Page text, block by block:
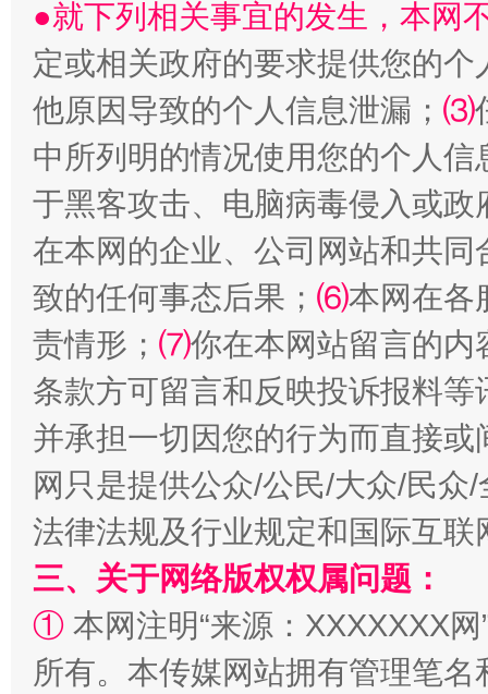
全民健身五年计划来了！等你上场
阿坝州三大球赛在茂县开幕 规模
●就下列相关事宜的发生，本网
定或相关政府的要求提供您的个
他原因导致的个人信息泄漏； ⑶
中所列明的情况使用您的个人
于黑客攻击、电脑病毒侵入或
在本网的企业、公司网站和共
致的任何事态后果； ⑹本网在各
责情形； ⑺你在本网站留言的内
条款方可留言和反映投诉报料
并承担一切因您的行为而直接
网只是提供公众/公民/大众/民
法律法规及行业规定和国际互
三、关于网络版权权属问题：
① 本网注明“来源：XXXXXXX
所有。本传媒网站拥有管理笔